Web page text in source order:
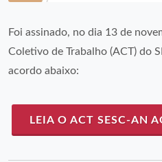
Foi assinado, no dia 13 de
Coletivo de Trabalho (ACT) do
acordo abaixo:
LEIA O ACT SESC-AN